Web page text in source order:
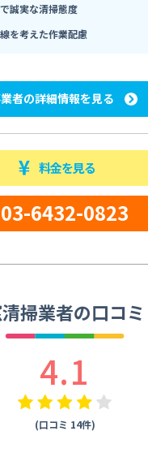
誠実な清掃態度
を考えた作業配慮
者の詳細情報を見る
料金を見る
03-6432-0823
掃業者の口コミ
4.1
(口コミ 14件)